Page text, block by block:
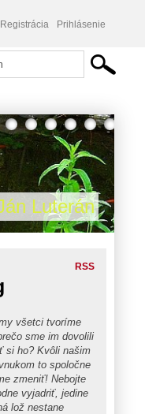
Registrácia Prihlásenie
Luterán
RSS
všetci tvoríme
sme im dovolili
si ho? Kvôli našim
to spoločne
zmeniť! Nebojte
vyjadriť, jedine
lož nestane